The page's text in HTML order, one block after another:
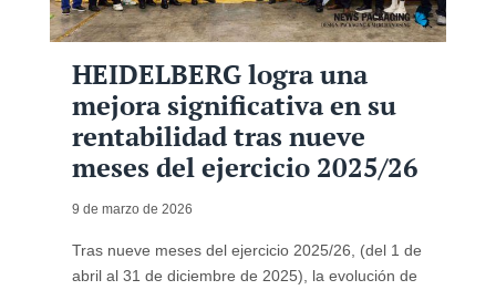
HEIDELBERG logra una
mejora significativa en su
rentabilidad tras nueve
meses del ejercicio 2025/26
9 de marzo de 2026
Tras nueve meses del ejercicio 2025/26, (del 1 de
abril al 31 de diciembre de 2025), la evolución de